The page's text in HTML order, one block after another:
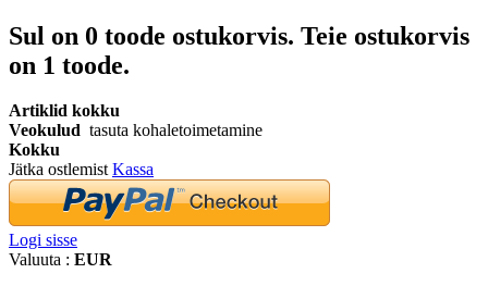
Sul on 0 toode ostukorvis. Teie ostukorvis
on 1 toode.
Artiklid kokku
Veokulud tasuta kohaletoimetamine
Kokku
Jätka ostlemistKassa
Logi sisse
Valuuta : EUR